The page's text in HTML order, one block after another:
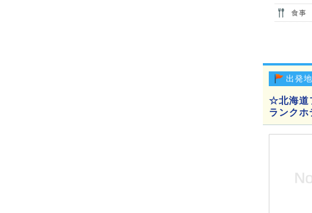
食事
出発地
☆北海道
ランクホ